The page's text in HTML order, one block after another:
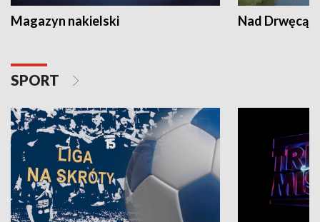
Magazyn nakielski Nad Drwęcą
SPORT